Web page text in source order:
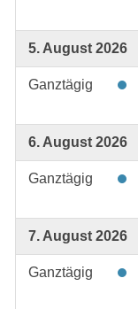
5. August 2026
Ganztägig
6. August 2026
Ganztägig
7. August 2026
Ganztägig